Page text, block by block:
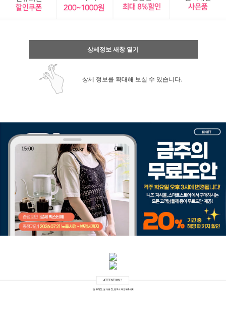
상세정보 새창 열기
상세 정보를 확대해 보실 수 있습니다.